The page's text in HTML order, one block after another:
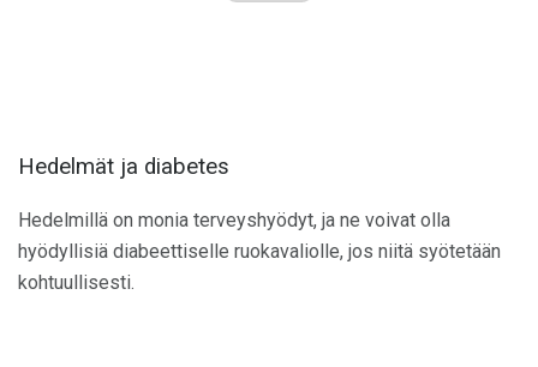
Hedelmät ja diabetes
Hedelmillä on monia terveyshyödyt, ja ne voivat olla
hyödyllisiä diabeettiselle ruokavaliolle, jos niitä syötetään
kohtuullisesti.